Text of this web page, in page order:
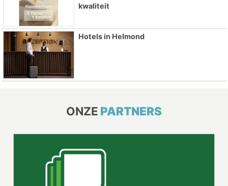
kwaliteit
Hotels in Helmond
ONZE PARTNERS